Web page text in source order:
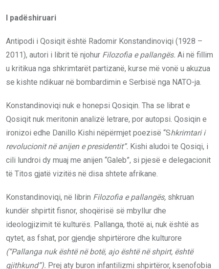
I padëshiruari
Antipodi i Qosiqit është Radomir Konstandinoviqi (1928 –
2011), autori i librit të njohur Filozofia e pallangës. Ai në fillim
u kritikua nga shkrimtarët partizanë, kurse më vonë u akuzua
se kishte ndikuar në bombardimin e Serbisë nga NATO-ja.
Konstandinoviqi nuk e honepsi Qosiqin. Tha se librat e
Qosiqit nuk meritonin analizë letrare, por autopsi. Qosiqin e
ironizoi edhe Danillo Kishi nëpërmjet poezisë “Shkrimtari i
revolucionit në anijen e presidentit”. Kishi aludoi te Qosiqi, i
cili lundroi dy muaj me anijen “Galeb”, si pjesë e delegacionit
të Titos gjatë vizitës në disa shtete afrikane.
Konstandinoviqi, në librin Filozofia e pallangës, shkruan
kundër shpirtit fisnor, shoqërisë së mbyllur dhe
ideologjizimit të kulturës. Pallanga, thotë ai, nuk është as
qytet, as fshat, por gjendje shpirtërore dhe kulturore
(“Pallanga nuk është në botë, ajo është në shpirt, është
gjithkund”). Prej aty buron infantilizmi shpirtëror, ksenofobia